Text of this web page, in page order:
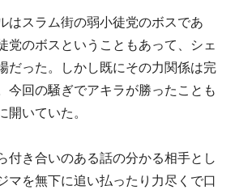
はスラム街の弱小徒党のボスであ
党のボスということもあって、シェ
だった。しかし既にその力関係は完
今回の騒ぎでアキラが勝ったことも
開いていた。
き合いのある話の分かる相手とし
マを無下に追い払ったり力尽くで口